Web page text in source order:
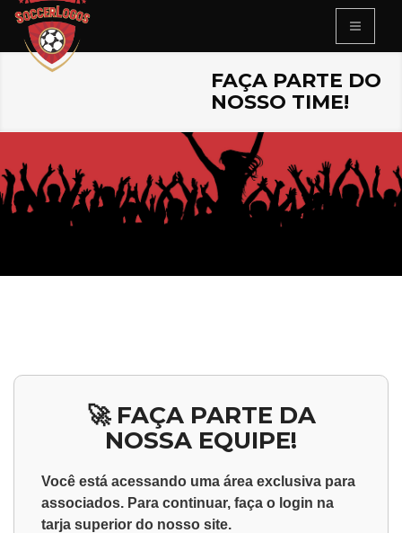
FAÇA PARTE DO
NOSSO TIME!
🚀 FAÇA PARTE DA
NOSSA EQUIPE!
Você está acessando uma área exclusiva para
associados. Para continuar, faça o login na
tarja superior do nosso site.